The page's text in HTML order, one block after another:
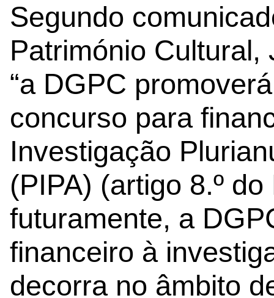
Segundo
Património
“a DGPC
concurso para
Investigação
(PIPA) (artigo 8.º
futuramente, a
financeiro à
decorra no âmbito